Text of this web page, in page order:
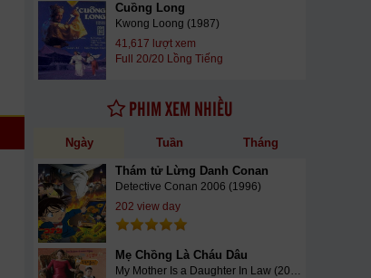
Cuồng Long
Kwong Loong (1987)
41,617 lượt xem
Full 20/20 Lồng Tiếng
PHIM XEM NHIỀU
Ngày Tuần Tháng
Thám tử Lừng Danh Conan
Detective Conan 2006 (1996)
202 view day
Mẹ Chồng Là Cháu Dâu
My Mother Is a Daughter In Law (2015)